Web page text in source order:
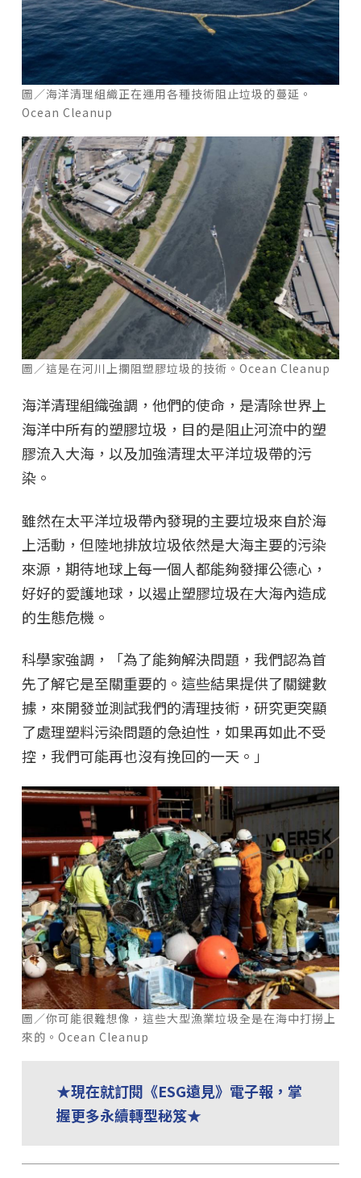
圖／海洋清理組織正在運用各種技術阻止垃圾的蔓延。
Ocean Cleanup
圖／這是在河川上攔阻塑膠垃圾的技術。Ocean Cleanup
海洋清理組織強調，他們的使命，是清除世界上
海洋中所有的塑膠垃圾，目的是阻止河流中的塑
膠流入大海，以及加強清理太平洋垃圾帶的污
染。
雖然在太平洋垃圾帶內發現的主要垃圾來自於海
上活動，但陸地排放垃圾依然是大海主要的污染
來源，期待地球上每一個人都能夠發揮公德心，
好好的愛護地球，以遏止塑膠垃圾在大海內造成
的生態危機。
科學家強調，「為了能夠解決問題，我們認為首
先了解它是至關重要的。這些結果提供了關鍵數
據，來開發並測試我們的清理技術，研究更突顯
了處理塑料污染問題的急迫性，如果再如此不受
控，我們可能再也沒有挽回的一天。」
圖／你可能很難想像，這些大型漁業垃圾全是在海中打撈上
來的。Ocean Cleanup
★現在就訂閱《ESG遠見》電子報，掌
握更多永續轉型秘笈★